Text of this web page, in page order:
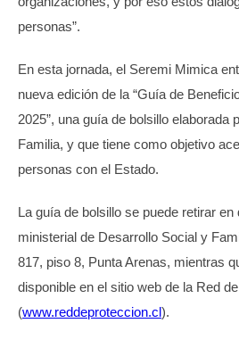
personas”.
En esta jornada, el Seremi Mimica
nueva edición de la “Guía de
2025”, una guía de bolsillo
Familia, y que tiene como objetivo
personas con el Estado.
La guía de bolsillo se puede retirar
ministerial de Desarrollo Social y
817, piso 8, Punta Arenas, mientras
disponible en el sitio web de la Red
(www.reddeproteccion.cl).